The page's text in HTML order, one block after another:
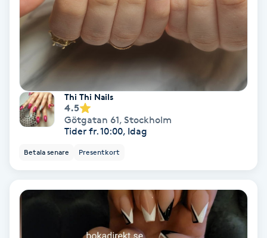
Fransförlängning Volym
Fransk manikyr
Fransrengöring
Frekvensterapi
Friskvård
Thi Thi Nails
4.5
Götgatan 61, Stockholm
Tider fr. 10:00, Idag
Betala senare Presentkort